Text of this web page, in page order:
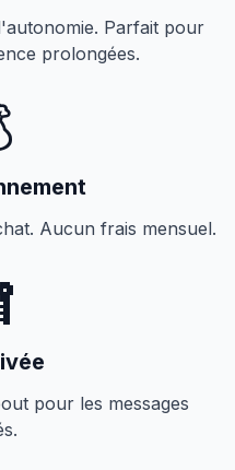
Parfait pour
prolongées.
Aucun frais mensuel.
pour les messages